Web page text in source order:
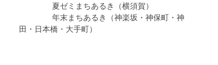
夏ゼミまちあるき（横須賀）
年末まちあるき（神楽坂・神保町・神
田・日本橋・大手町）